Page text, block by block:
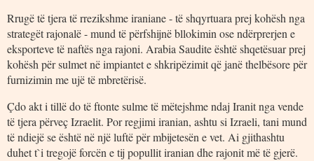
Rrugë të tjera të rrezikshme iraniane - të shqyrtuara prej kohësh nga
strategët rajonalë - mund të përfshijnë bllokimin ose ndërprerjen e
eksporteve të naftës nga rajoni. Arabia Saudite është shqetësuar prej
kohësh për sulmet në impiantet e shkripëzimit që janë thelbësore për
furnizimin me ujë të mbretërisë.
Çdo akt i tillë do të ftonte sulme të mëtejshme ndaj Iranit nga vende
të tjera përveç Izraelit. Por regjimi iranian, ashtu si Izraeli, tani mund
të ndiejë se është në një luftë për mbijetesën e vet. Ai gjithashtu
duhet t`i tregojë forcën e tij popullit iranian dhe rajonit më të gjerë.